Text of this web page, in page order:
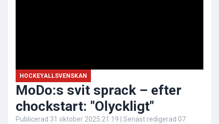
HOCKEYALLSVENSKAN
MoDo:s svit sprack – efter
chockstart: "Olyckligt"
Publicerad 31 oktober 2025 21:19 | Senast redigerad 07